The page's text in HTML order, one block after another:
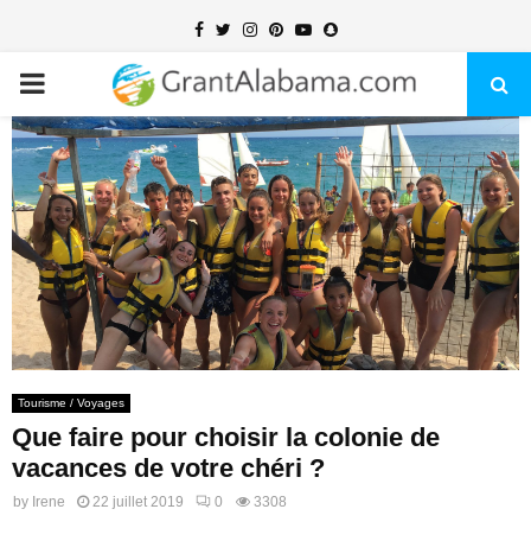
Facebook
TwitterInstagram
PinterestYoutubeSnapchat
PRIMARY
MENU
Tourisme / Voyages
Que faire pour choisir la colonie de
vacances de votre chéri ?
by Irene 22 juillet 2019 0 3308